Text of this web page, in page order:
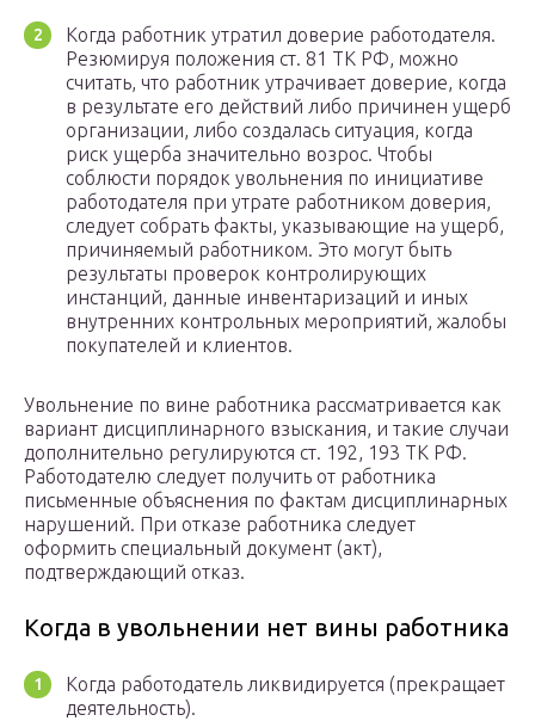
Когда работник утратил доверие работодателя.
Резюмируя положения ст. 81 ТК РФ, можно
считать, что работник утрачивает доверие, когда
в результате его действий либо причинен ущерб
организации, либо создалась ситуация, когда
риск ущерба значительно возрос. Чтобы
соблюсти порядок увольнения по инициативе
работодателя при утрате работником доверия,
следует собрать факты, указывающие на ущерб,
причиняемый работником. Это могут быть
результаты проверок контролирующих
инстанций, данные инвентаризаций и иных
внутренних контрольных мероприятий, жалобы
покупателей и клиентов.
Увольнение по вине работника рассматривается как
вариант дисциплинарного взыскания, и такие случаи
дополнительно регулируются ст. 192, 193 ТК РФ.
Работодателю следует получить от работника
письменные объяснения по фактам дисциплинарных
нарушений. При отказе работника следует
оформить специальный документ (акт),
подтверждающий отказ.
Когда в увольнении нет вины работника
Когда работодатель ликвидируется (прекращает
деятельность).